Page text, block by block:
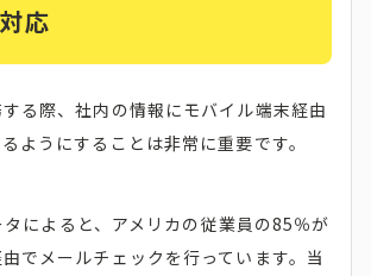
応
る際、社内の情報にモバイル端末経由
ようにすることは非常に重要です。
によると、アメリカの従業員の85％が
でメールチェックを行っています。当